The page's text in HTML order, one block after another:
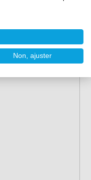
Non, ajuster